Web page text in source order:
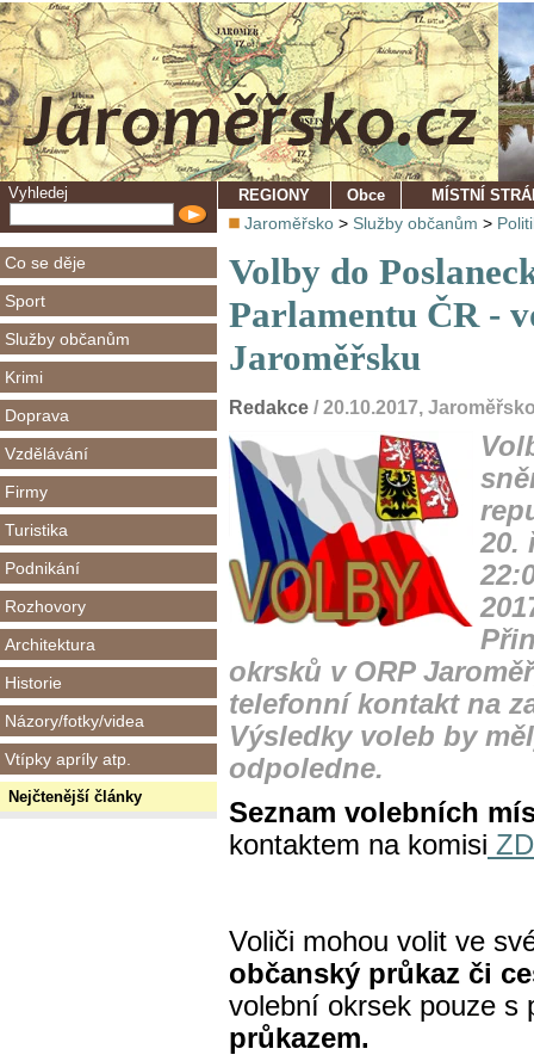
Vyhledej
Co se děje
Sport
Služby občanům
Krimi
Doprava
Vzdělávání
Firmy
Turistika
Podnikání
Rozhovory
Architektura
Historie
Názory/fotky/videa
Vtípky apríly atp.
Nejčtenější články
REGIONY Obce MÍSTNÍ
Jaroměřsko > Služby občanům >
Volby do
Parlamentu ČR -
Jaroměřsku
Redakce / 20.10.2017,
20.
okrsků v ORP
telefonní kontakt na
Výsledky voleb by
odpoledne.
Seznam volebních
kontaktem na komisi
Voliči mohou volit ve
občanský průkaz či
volební okrsek pouze s
průkazem.